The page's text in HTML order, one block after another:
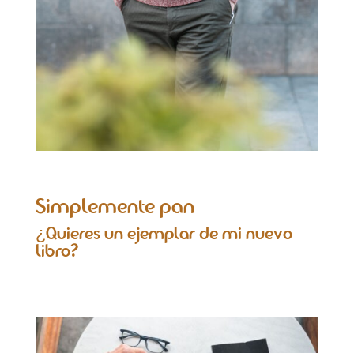
Simplemente pan
¿Quieres un ejemplar de mi nuevo
libro?